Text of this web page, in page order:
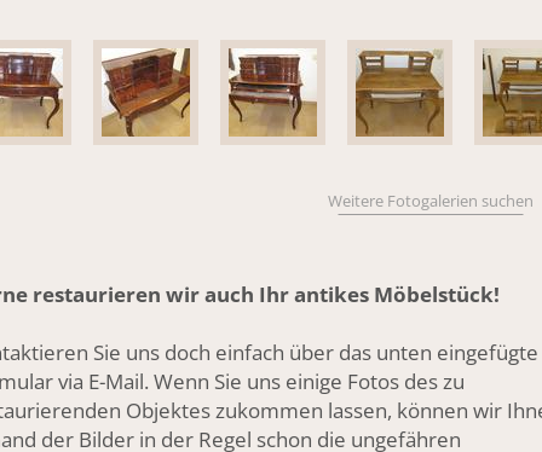
Weitere Fotogalerien suchen
restaurieren wir auch Ihr antikes Möbelstück!
Sie uns doch einfach über das unten eingefügte
via E-Mail. Wenn Sie uns einige Fotos des zu
Objektes zukommen lassen, können wir
der Bilder in der Regel schon die ungefähren